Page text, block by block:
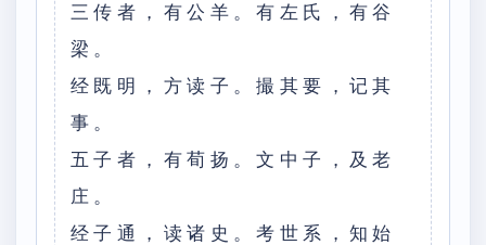
三传者，有公羊。有左氏，有谷
梁。
经既明，方读子。撮其要，记其
事。
五子者，有荀扬。文中子，及老
庄。
经子通，读诸史。考世系，知始